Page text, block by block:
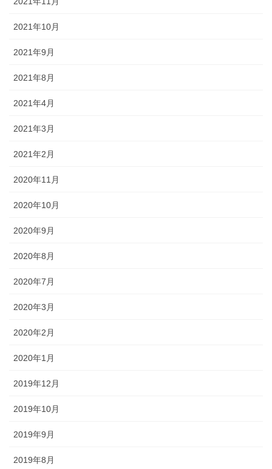
2021年10月
2021年9月
2021年8月
2021年4月
2021年3月
2021年2月
2020年11月
2020年10月
2020年9月
2020年8月
2020年7月
2020年3月
2020年2月
2020年1月
2019年12月
2019年10月
2019年9月
2019年8月